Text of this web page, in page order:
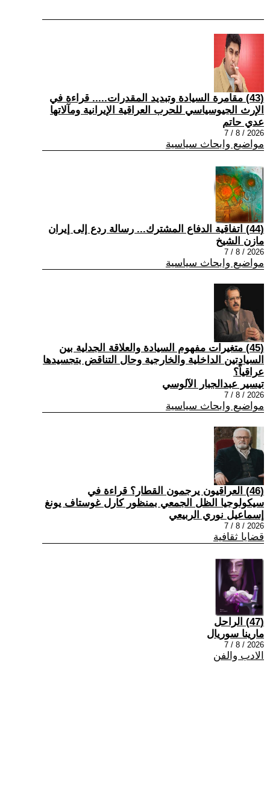
(43) مقامرة السيادة وتبديد المقدرات..... قراءة في
الإرث الجيوسياسي للحرب العراقية الإيرانية ومآلاتها
عدي حاتم
2026 / 8 / 7
مواضيع وابحاث سياسية
(44) اتفاقية الدفاع المشترك... رسالة ردع إلى إيران
مازن الشيخ
2026 / 8 / 7
مواضيع وابحاث سياسية
(45) متغيرات مفهوم السيادة والعلاقة الجدلية بين
السيادتين الداخلية والخارجية وحال التناقض بتجسيدها
عراقياً؟
تيسير عبدالجبار الآلوسي
2026 / 8 / 7
مواضيع وابحاث سياسية
(46) العراقيون يرجمون القطار؟ قراءة في
سيكولوجيا الظل الجمعي بمنظور كارل غوستاف يونغ
إسماعيل نوري الربيعي
2026 / 8 / 7
قضايا ثقافية
(47) الراحل
مارينا سوريال
2026 / 8 / 7
الادب والفن